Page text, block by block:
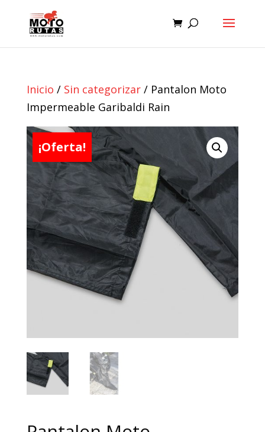
Inicio / Sin categorizar/ Pantalon Moto
Impermeable Garibaldi Rain
¡Oferta!